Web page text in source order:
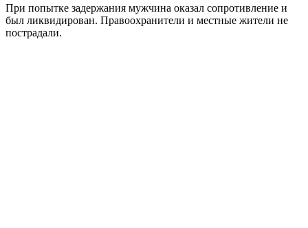
При попытке задержания мужчина оказал сопротивление и
был ликвидирован. Правоохранители и местные жители не
пострадали.